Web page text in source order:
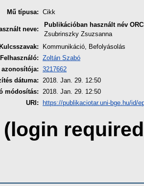
Mű típusa: Cikk
neve:
Publikációban használt név
Zsubrinszky Zsuzsanna
Kulcsszavak:
Kommunikáció, Befolyásolás
Felhasználó: Zoltán Szabó
azonosítója:
3217662
dátuma: 2018. Jan. 29. 12:50
módosítás: 2018. Jan. 29. 12:50
URI:
https://publikaciotar.uni-bge.hu/id/